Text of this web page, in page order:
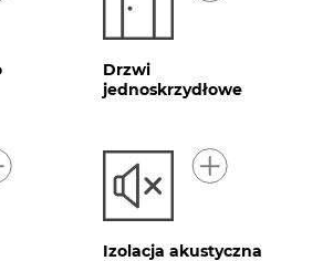
Drzwi
jednoskrzydłowe
Izolacja akustyczna